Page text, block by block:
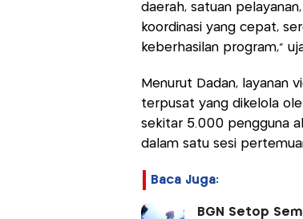
daerah, satuan
koordinasi yang cepat,
keberhasilan program,”
Menurut Dadan, layanan
terpusat yang dikelola
sekitar 5.000 pengguna
dalam satu sesi
Baca Juga:
BGN Setop